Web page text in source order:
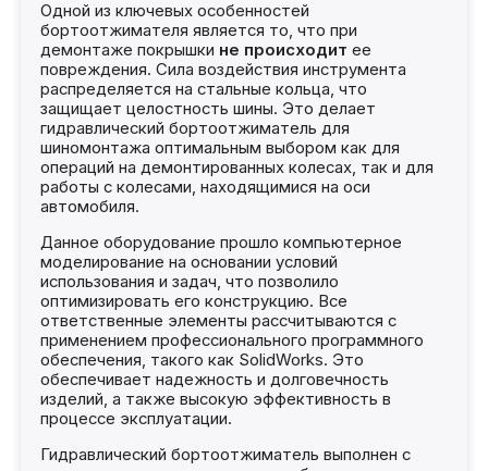
Одной из ключевых особенностей
бортоотжимателя является то, что при
демонтаже покрышки не происходит ее
повреждения. Сила воздействия инструмента
распределяется на стальные кольца, что
защищает целостность шины. Это делает
гидравлический бортоотжиматель для
шиномонтажа оптимальным выбором как для
операций на демонтированных колесах, так и для
работы с колесами, находящимися на оси
автомобиля.
Данное оборудование прошло компьютерное
моделирование на основании условий
использования и задач, что позволило
оптимизировать его конструкцию. Все
ответственные элементы рассчитываются с
применением профессионального программного
обеспечения, такого как SolidWorks. Это
обеспечивает надежность и долговечность
изделий, а также высокую эффективность в
процессе эксплуатации.
Гидравлический бортоотжиматель выполнен с